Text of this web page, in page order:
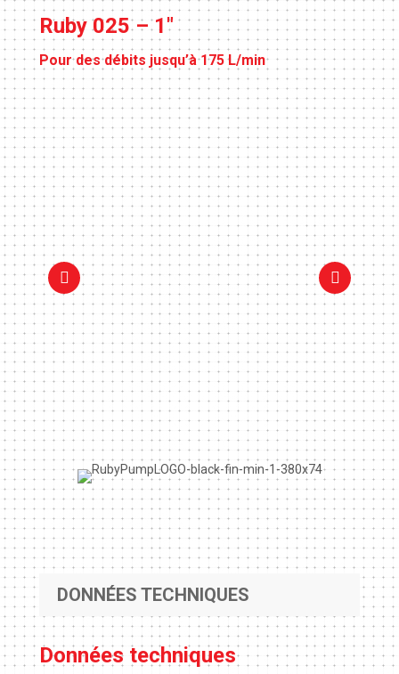
Ruby 025 – 1″
Pour des débits jusqu’à 175 L/min
DONNÉES TECHNIQUES
Données techniques